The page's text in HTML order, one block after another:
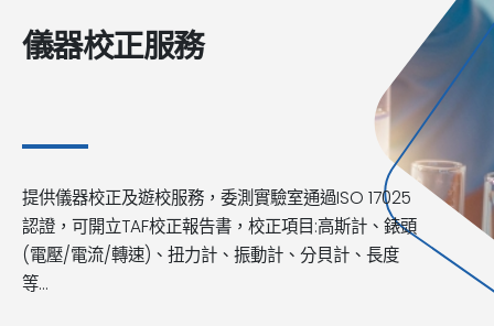
儀器校正服務
提供儀器校正及遊校服務，委測實驗室通過ISO 17025
認證，可開立TAF校正報告書，校正項目:高斯計、錶頭
(電壓/電流/轉速)、扭力計、振動計、分貝計、長度
等...